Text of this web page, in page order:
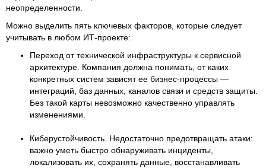
неопределенности.
Можно выделить пять ключевых факторов, которые следует
учитывать в любом ИТ-проекте:
Переход от технической инфраструктуры к сервисной
архитектуре. Компания должна понимать, от каких
конкретных систем зависят ее бизнес-процессы —
интеграций, баз данных, каналов связи и средств защиты.
Без такой карты невозможно качественно управлять
изменениями.
Киберустойчивость. Недостаточно предотвращать атаки:
важно уметь быстро обнаруживать инциденты,
локализовать их, сохранять данные, восстанавливать